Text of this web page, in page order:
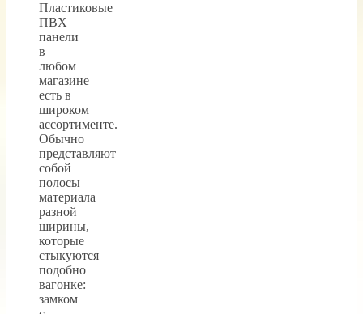
Пластиковые
ПВХ
панели
в
любом
магазине
есть в
широком
ассортименте.
Обычно
представляют
собой
полосы
материала
разной
ширины,
которые
стыкуются
подобно
вагонке:
замком